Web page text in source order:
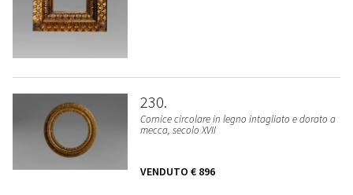
230
Cornice circolare in legno intagliato e dorato a
mecca, secolo XVII
VENDUTO € 896